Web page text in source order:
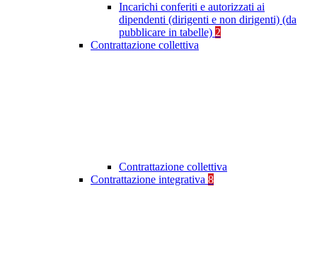
Incarichi conferiti e autorizzati ai
dipendenti (dirigenti e non dirigenti) (da
pubblicare in tabelle) 2
Contrattazione collettiva
Contrattazione collettiva
Contrattazione integrativa 8